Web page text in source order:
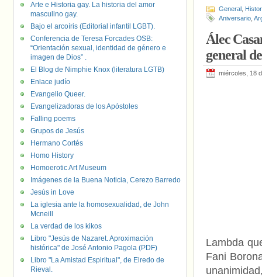
General
Aniversario
Álec
general
miércoles, 18
Lambda
Fani
Arte e Historia gay. La historia del amor
masculino gay.
Bajo el arcoíris (Editorial infantil LGBT).
Conferencia de Teresa Forcades OSB:
“Orientación sexual, identidad de género e
imagen de Dios” .
El Blog de Nimphie Knox (literatura LGTB)
Enlace judío
Evangelio Queer.
Evangelizadoras de los Apóstoles
Falling poems
Grupos de Jesús
Hermano Cortés
Homo History
Homoerotic Art Museum
Imágenes de la Buena Noticia, Cerezo Barredo
Jesús in Love
La iglesia ante la homosexualidad, de John
Mcneill
La verdad de los kikos
Libro "Jesús de Nazaret. Aproximación
histórica" de José Antonio Pagola (PDF)
Libro "La Amistad Espiritual", de Elredo de
Rieval.